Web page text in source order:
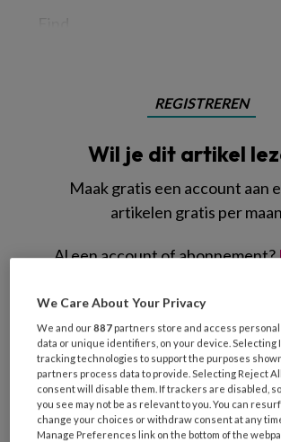
REGISTREREN
Wil je dit artikel
Maak gratis een account aan
artikelen gratis per
Al een account of abonnement?
Wat
is
je
e-
mailadres?
* *
Kies
je
wachtwoord* *
We Care About Your Privacy
We and our887 partners store and access
data or unique identifiers, on your device. Selecting
tracking technologies to support the purposes
partners process data to provide. Selecting Reject
consent will disable them. If trackers are disabled,
you see may not be as relevant to you. You can
change your choices or withdraw consent at any
Manage Preferences link on the bottom of the